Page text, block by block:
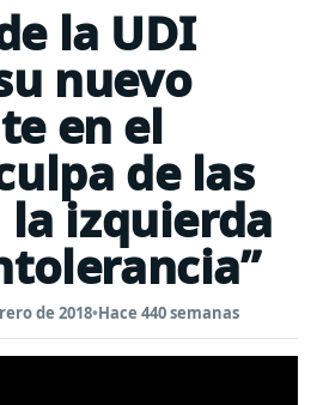
la UDI
nuevo
en el
de las
izquierda
de 2018•Hace 440 semanas